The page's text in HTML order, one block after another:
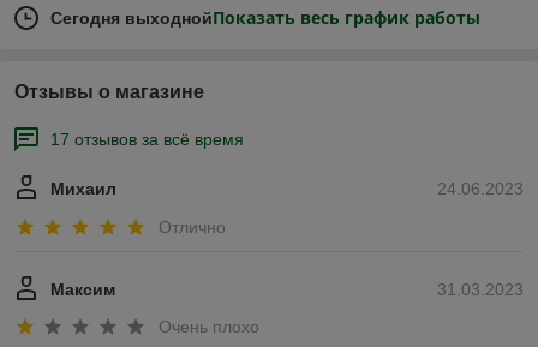
Сегодня выходнойПоказать весь график работы
Отзывы о магазине
17 отзывов за всё время
24.06.2023
Михаил
Отлично
31.03.2023
Максим
Очень плохо